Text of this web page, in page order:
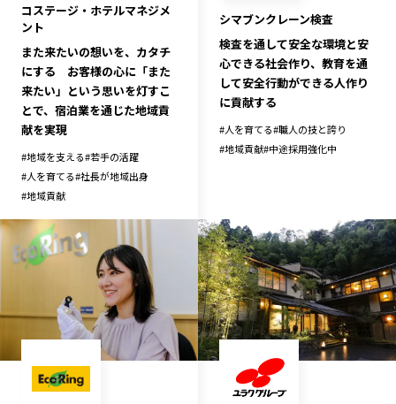
コステージ・ホテルマネジメ
ント
また来たいの想いを、カタチ
にする お客様の心に「また
来たい」という思いを灯すこ
とで、宿泊業を通じた地域貢
献を実現
#地域を支える#若手の活躍
#人を育てる#社長が地域出身
#地域貢献
シマブンクレーン検査
検査を通して安全な環境と安
心できる社会作り、教育を通
して安全行動ができる人作り
に貢献する
#人を育てる#職人の技と誇り
#地域貢献#中途採用強化中